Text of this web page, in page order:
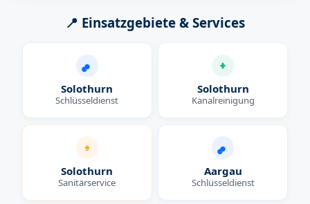
📍 Einsatzgebiete & Services
Solothurn
Schlüsseldienst
Solothurn
Kanalreinigung
Solothurn
Sanitärservice
Aargau
Schlüsseldienst